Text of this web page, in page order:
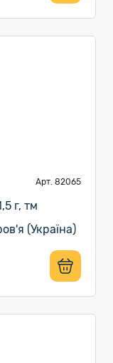
Арт. 82065
г, тм
(Україна)